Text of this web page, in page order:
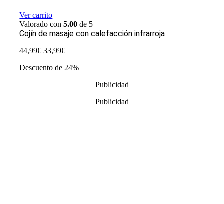
Ver carrito
Valorado con5.00 de 5
Cojín de masaje con calefacción infrarroja
44,99€ El
original
33,99€El
actual
Descuento de 24%
Publicidad
Publicidad